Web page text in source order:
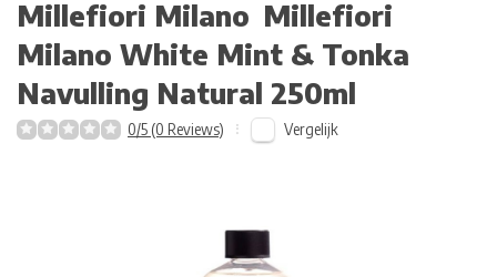
Millefiori Milano Millefiori
Milano White Mint & Tonka
Navulling Natural 250ml
0/5 (0 Reviews) Vergelijk